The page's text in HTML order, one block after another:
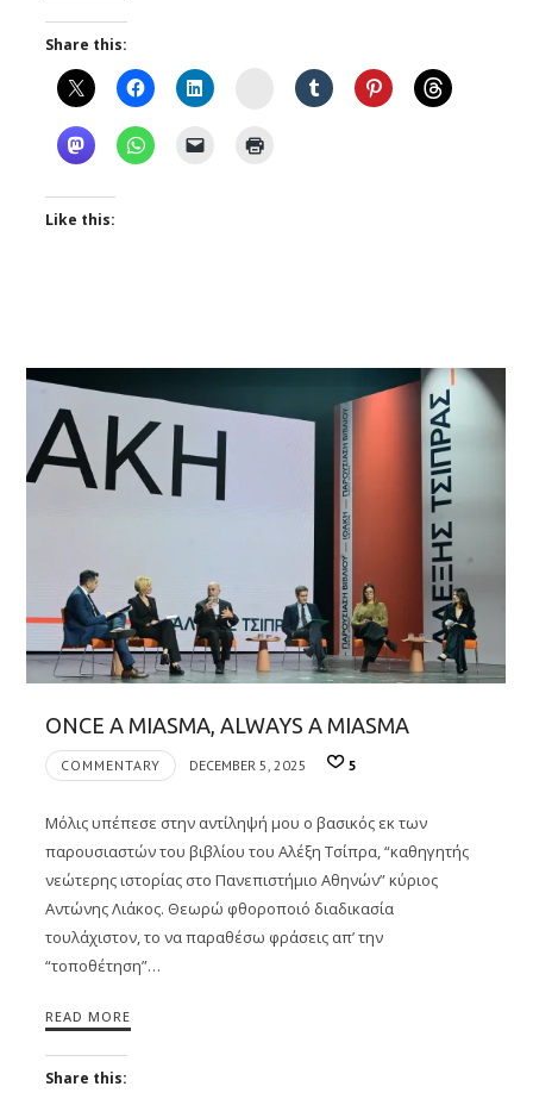
Share this:
Instagram
Like this:
ONCE A MIASMA, ALWAYS A MIASMA
COMMENTARY DECEMBER 5, 2025 5
Μόλις υπέπεσε στην αντίληψή μου ο βασικός εκ των
παρουσιαστών του βιβλίου του Αλέξη Τσίπρα, “καθηγητής
νεώτερης ιστορίας στο Πανεπιστήμιο Αθηνών” κύριος
Αντώνης Λιάκος. Θεωρώ φθοροποιό διαδικασία
τουλάχιστον, το να παραθέσω φράσεις απ’ την
“τοποθέτηση”…
READ MORE
Share this: